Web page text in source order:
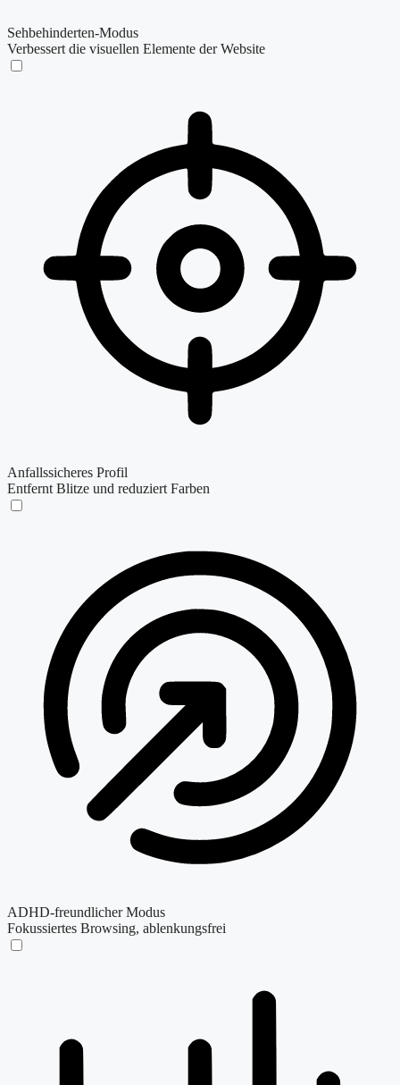
Sehbehinderten-Modus
Verbessert die visuellen Elemente der Website
Anfallssicheres Profil
Entfernt Blitze und reduziert Farben
ADHD-freundlicher Modus
Fokussiertes Browsing, ablenkungsfrei